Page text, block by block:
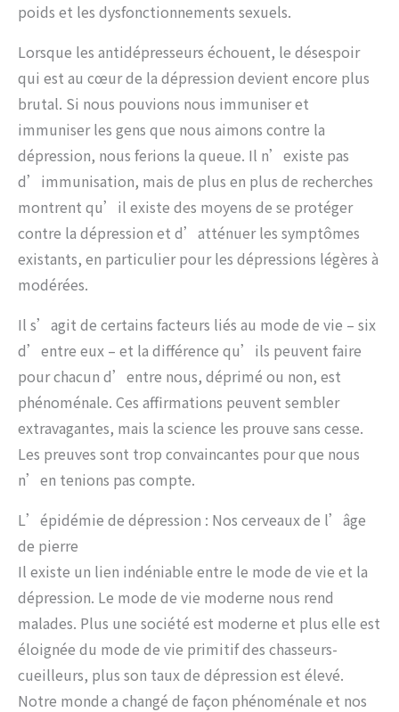
poids et les dysfonctionnements sexuels.
Lorsque les antidépresseurs échouent, le désespoir
qui est au cœur de la dépression devient encore plus
brutal. Si nous pouvions nous immuniser et
immuniser les gens que nous aimons contre la
dépression, nous ferions la queue. Il n’existe pas
d’immunisation, mais de plus en plus de recherches
montrent qu’il existe des moyens de se protéger
contre la dépression et d’atténuer les symptômes
existants, en particulier pour les dépressions légères à
modérées.
Il s’agit de certains facteurs liés au mode de vie – six
d’entre eux – et la différence qu’ils peuvent faire
pour chacun d’entre nous, déprimé ou non, est
phénoménale. Ces affirmations peuvent sembler
extravagantes, mais la science les prouve sans cesse.
Les preuves sont trop convaincantes pour que nous
n’en tenions pas compte.
L’épidémie de dépression : Nos cerveaux de l’âge
de pierre
Il existe un lien indéniable entre le mode de vie et la
dépression. Le mode de vie moderne nous rend
malades. Plus une société est moderne et plus elle est
éloignée du mode de vie primitif des chasseurs-
cueilleurs, plus son taux de dépression est élevé.
Notre monde a changé de façon phénoménale et nos